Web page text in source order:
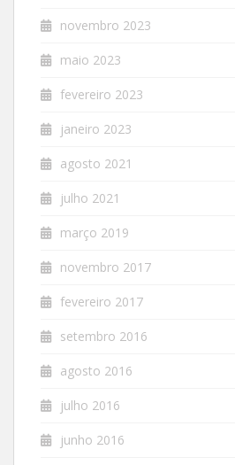
novembro 2023
maio 2023
fevereiro 2023
janeiro 2023
agosto 2021
julho 2021
março 2019
novembro 2017
fevereiro 2017
setembro 2016
agosto 2016
julho 2016
junho 2016